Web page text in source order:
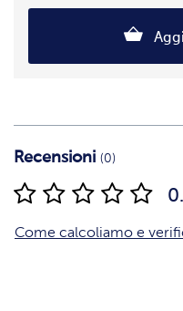
Recensioni (0)
Come calcoliamo e